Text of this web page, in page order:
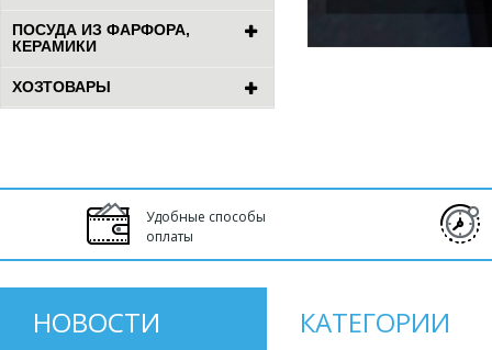
ПОСУДА ИЗ ФАРФОРА,
КЕРАМИКИ
ХОЗТОВАРЫ
Удобные способы
оплаты
НОВОСТИ КАТЕГОРИИ